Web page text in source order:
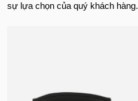
sự lựa chọn của quý khách hàng.